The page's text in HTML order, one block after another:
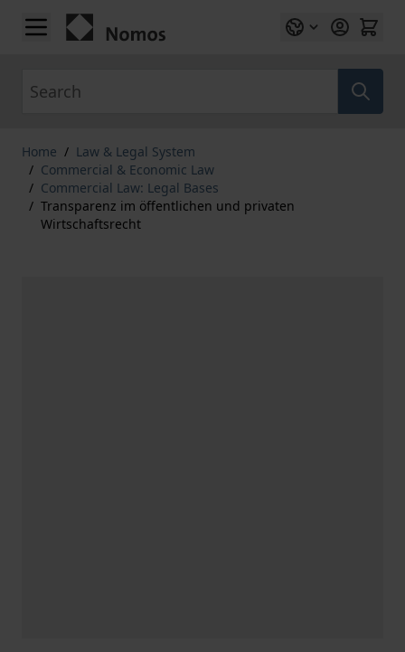
Skip to Content
Home / Law & Legal System
/ Commercial & Economic Law
/ Commercial Law: Legal Bases
/ Transparenz im öffentlichen und privaten
Wirtschaftsrecht